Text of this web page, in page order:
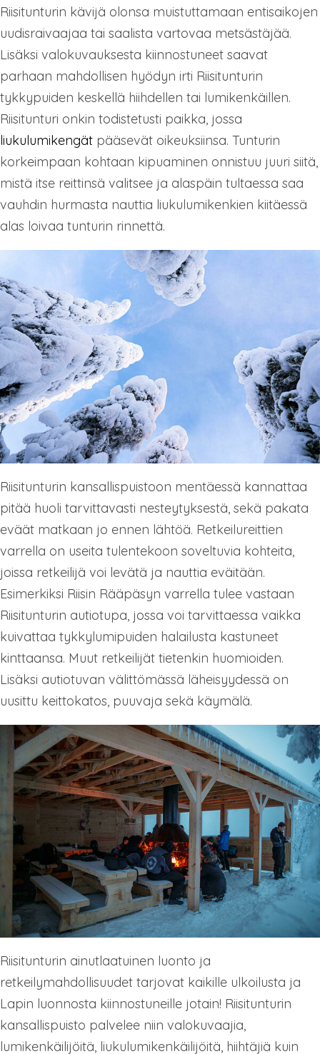
Riisitunturin kävijä olonsa muistuttamaan entisaikojen
uudisraivaajaa tai saalista vartovaa metsästäjää.
Lisäksi valokuvauksesta kiinnostuneet saavat
parhaan mahdollisen hyödyn irti Riisitunturin
tykkypuiden keskellä hiihdellen tai lumikenkäillen.
Riisitunturi onkin todistetusti paikka, jossa
liukulumikengät pääsevät oikeuksiinsa. Tunturin
korkeimpaan kohtaan kipuaminen onnistuu juuri siitä,
mistä itse reittinsä valitsee ja alaspäin tultaessa saa
vauhdin hurmasta nauttia liukulumikenkien kiitäessä
alas loivaa tunturin rinnettä.
Riisitunturin kansallispuistoon mentäessä kannattaa
pitää huoli tarvittavasti nesteytyksestä, sekä pakata
eväät matkaan jo ennen lähtöä. Retkeilureittien
varrella on useita tulentekoon soveltuvia kohteita,
joissa retkeilijä voi levätä ja nauttia eväitään.
Esimerkiksi Riisin Rääpäsyn varrella tulee vastaan
Riisitunturin autiotupa, jossa voi tarvittaessa vaikka
kuivattaa tykkylumipuiden halailusta kastuneet
kinttaansa. Muut retkeilijät tietenkin huomioiden.
Lisäksi autiotuvan välittömässä läheisyydessä on
uusittu keittokatos, puuvaja sekä käymälä.
Riisitunturin ainutlaatuinen luonto ja
retkeilymahdollisuudet tarjovat kaikille ulkoilusta ja
Lapin luonnosta kiinnostuneille jotain! Riisitunturin
kansallispuisto palvelee niin valokuvaajia,
lumikenkäilijöitä, liukulumikenkäilijöitä, hiihtäjiä kuin